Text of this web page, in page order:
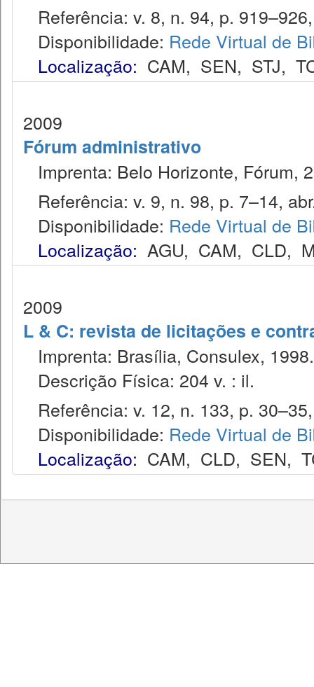
Referência: v. 8, n. 94, p.
Disponibilidade: Rede Virtual de
Localização: CAM, SEN, STJ,
2009
Fórum administrativo
Imprenta: Belo Horizonte, Fórum,
Referência: v. 9, n. 98, p. 7–14,
Disponibilidade: Rede Virtual de
Localização: AGU, CAM, CLD,
2009
L & C: revista de licitações e
Imprenta: Brasília, Consulex, 1998.
Descrição Física: 204 v. : il.
Referência: v. 12, n. 133, p.
Disponibilidade: Rede Virtual de
Localização: CAM, CLD, SEN,